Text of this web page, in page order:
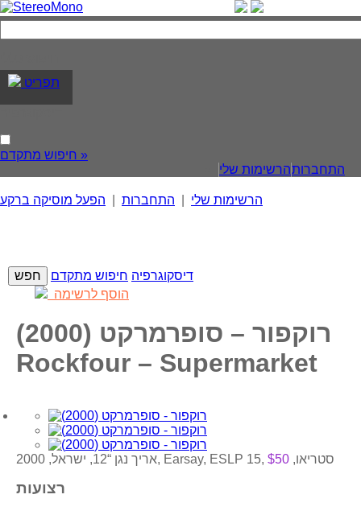
תפריט
חיפוש מתקדם »
התחברותהרשימות שלי
הרשימות שלי התחברות הפעל מוסיקה ברקע
דיסקוגרפיה חיפוש מתקדם
הוסף לרשימה
רוקפור – סופרמרקט (2000)
Rockfour – Supermarket
אריך נגן “12, ישראל, 2000, Earsay, ESLP 15, סטריאו, $50
רצועות